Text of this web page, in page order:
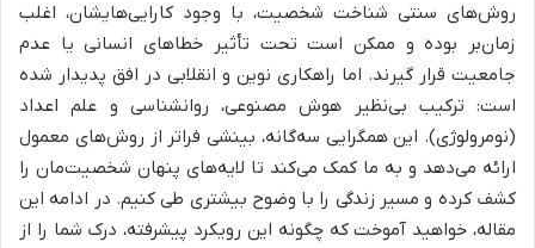
روش‌های سنتی شناخت شخصیت، با وجود کارایی‌هایشان، اغلب
زمان‌بر بوده و ممکن است تحت تأثیر خطاهای انسانی یا عدم
جامعیت قرار گیرند. اما راهکاری نوین و انقلابی در افق پدیدار شده
است: ترکیب بی‌نظیر هوش مصنوعی، روانشناسی و علم اعداد
(نومرولوژی). این همگرایی سه‌گانه، بینشی فراتر از روش‌های معمول
ارائه می‌دهد و به ما کمک می‌کند تا لایه‌های پنهان شخصیت‌مان را
کشف کرده و مسیر زندگی را با وضوح بیشتری طی کنیم. در ادامه این
مقاله، خواهید آموخت که چگونه این رویکرد پیشرفته، درک شما را از